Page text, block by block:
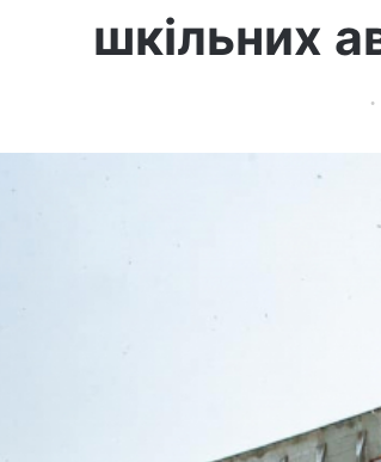
шкільних